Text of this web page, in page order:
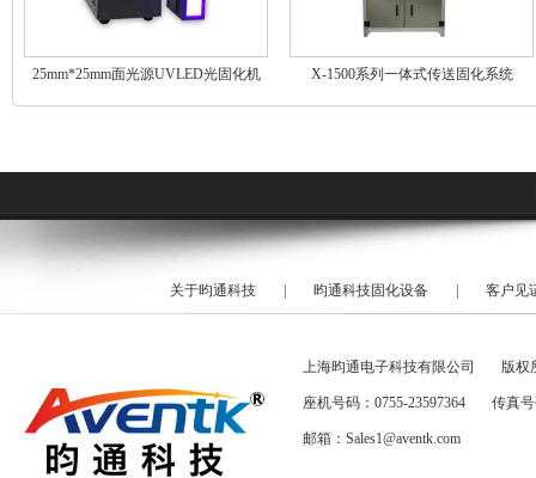
25mm*25mm面光源UVLED光固化机 X-1500系列一体式传送固化系统
关于昀通科技 昀通科技固化设备 客户见
上海昀通电子科技有限公司 版权
座机号码：0755-23597364 传真号
邮箱：Sales1@aventk.com